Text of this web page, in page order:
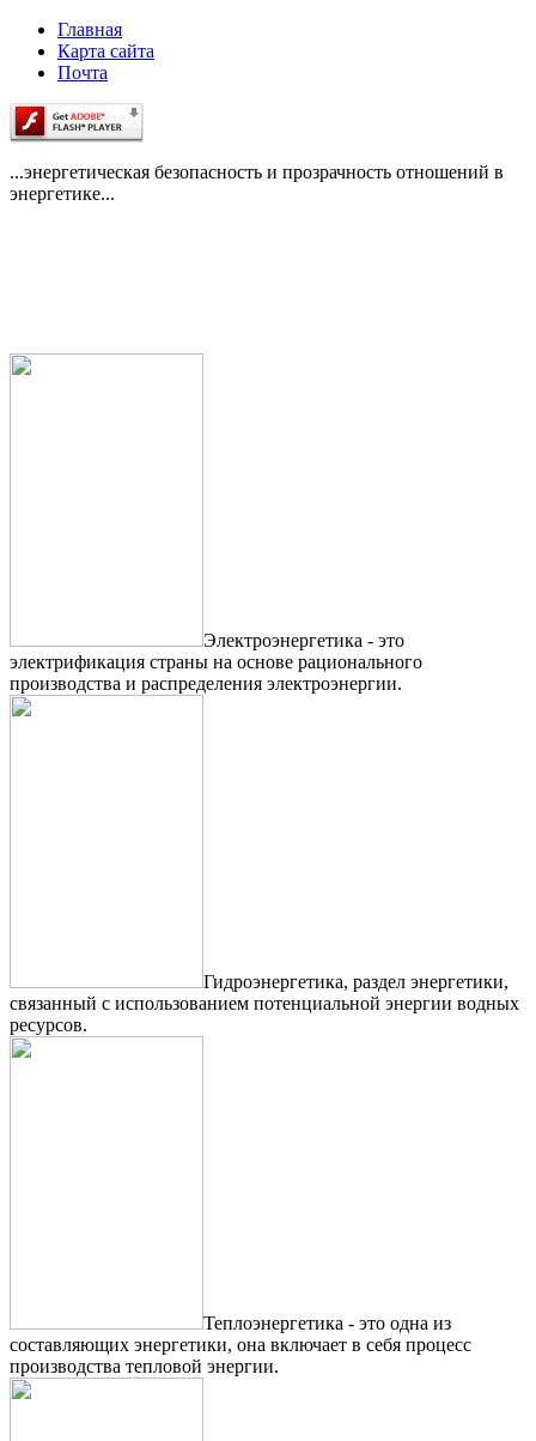
Главная
Карта сайта
Почта
...энергетическая безопасность и прозрачность отношений в
энергетике...
Электроэнергетика - это
электрификация страны на основе рационального
производства и распределения электроэнергии.
Гидроэнергетика, раздел энергетики,
связанный с использованием потенциальной энергии водных
ресурсов.
Теплоэнергетика - это одна из
составляющих энергетики, она включает в себя процесс
производства тепловой энергии.